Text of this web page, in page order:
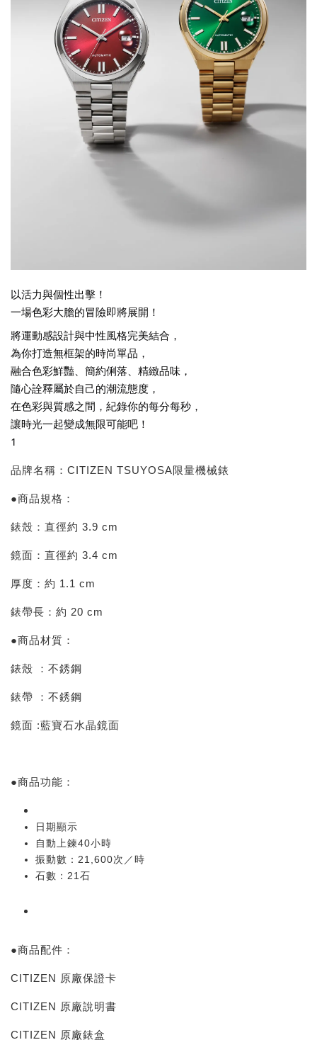
以活力與個性出擊！
一場色彩大膽的冒險即將展開！
將運動感設計與中性風格完美結合，
為你打造無框架的時尚單品，
融合色彩鮮豔、簡約俐落、精緻品味，
隨心詮釋屬於自己的潮流態度，
在色彩與質感之間，紀錄你的每分每秒，
讓時光一起變成無限可能吧！
1
品牌名稱：CITIZEN TSUYOSA限量機械錶
●商品規格：
錶殼：直徑約 3.9 cm
鏡面：直徑約 3.4 cm
厚度：約 1.1 cm
錶帶長：約 20 cm
●商品材質：
錶殼 ：不銹鋼
錶帶 ：不銹鋼
鏡面 :藍寶石水晶鏡面
●商品功能：
日期顯示
自動上鍊40小時
振動數：21,600次／時
石數：21石
●商品配件：
CITIZEN 原廠保證卡
CITIZEN 原廠說明書
CITIZEN 原廠錶盒